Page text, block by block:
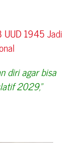
UUD 1945 Jadi
diri agar bisa
2029,”